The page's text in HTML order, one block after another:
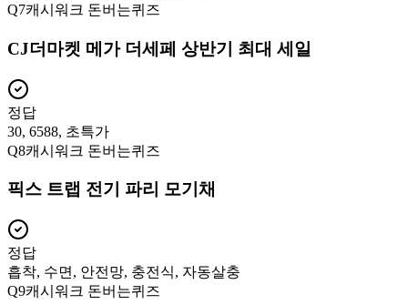
Q7캐시워크 돈버는퀴즈
CJ더마켓 메가 더세페 상반기 최대 세일
정답
30, 6588, 초특가
Q8캐시워크 돈버는퀴즈
픽스 트랩 전기 파리 모기채
정답
흡착, 수면, 안전망, 충전식, 자동살충
Q9캐시워크 돈버는퀴즈